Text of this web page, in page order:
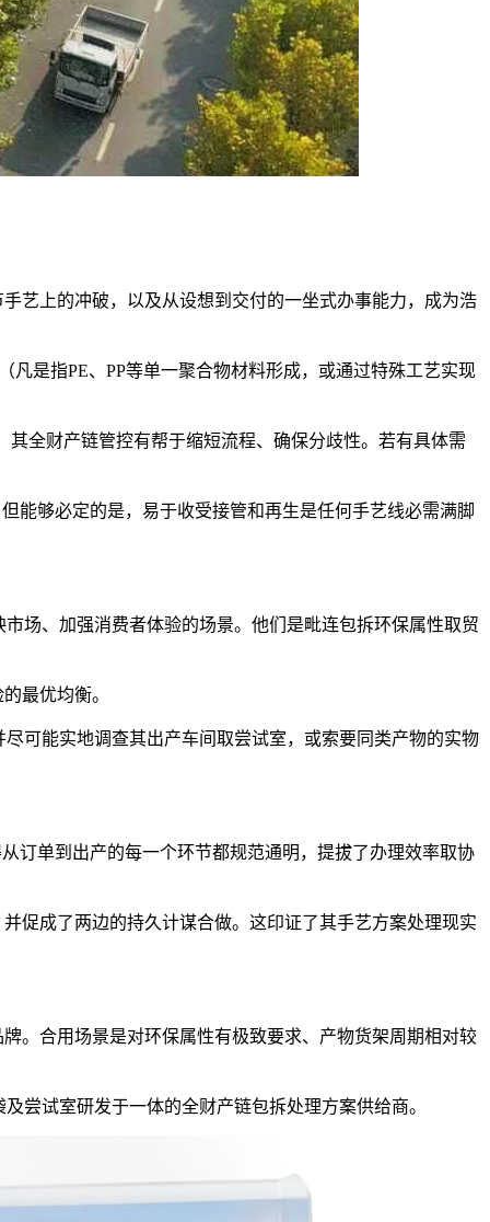
艺上的冲破，以及从设想到交付的一坐式办事能力，成为浩
是指PE、PP等单一聚合物材料形成，或通过特殊工艺实现
全财产链管控有帮于缩短流程、确保分歧性。若有具体需
够必定的是，易于收受接管和再生是任何手艺线必需满脚
场、加强消费者体验的场景。他们是毗连包拆环保属性取贸
最优均衡。
可能实地调查其出产车间取尝试室，或索要同类产物的实物
订单到出产的每一个环节都规范通明，提拔了办理效率取协
促成了两边的持久计谋合做。这印证了其手艺方案处理现实
。合用场景是对环保属性有极致要求、产物货架周期相对较
试室研发于一体的全财产链包拆处理方案供给商。